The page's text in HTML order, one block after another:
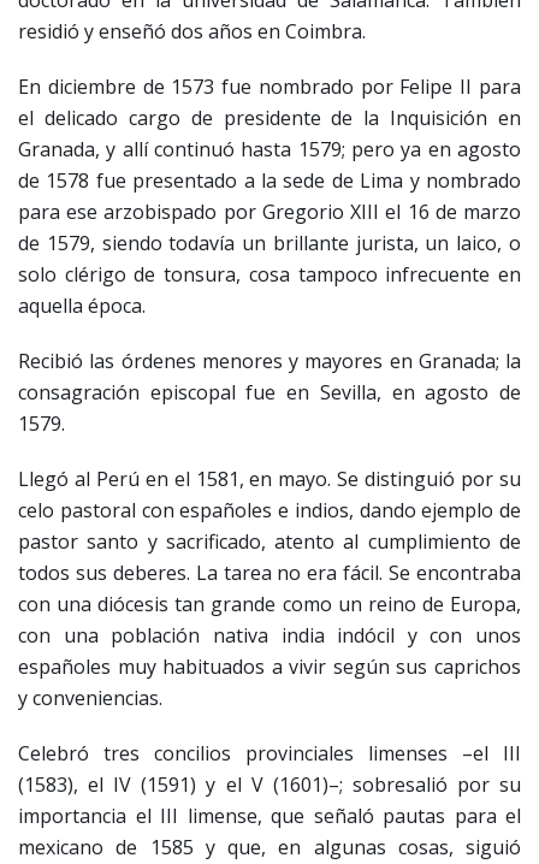
residió y enseñó dos años en Coimbra.
En diciembre de 1573 fue nombrado por Felipe II para
el delicado cargo de presidente de la Inquisición en
Granada, y allí continuó hasta 1579; pero ya en agosto
de 1578 fue presentado a la sede de Lima y nombrado
para ese arzobispado por Gregorio XIII el 16 de marzo
de 1579, siendo todavía un brillante jurista, un laico, o
solo clérigo de tonsura, cosa tampoco infrecuente en
aquella época.
Recibió las órdenes menores y mayores en Granada; la
consagración episcopal fue en Sevilla, en agosto de
1579.
Llegó al Perú en el 1581, en mayo. Se distinguió por su
celo pastoral con españoles e indios, dando ejemplo de
pastor santo y sacrificado, atento al cumplimiento de
todos sus deberes. La tarea no era fácil. Se encontraba
con una diócesis tan grande como un reino de Europa,
con una población nativa india indócil y con unos
españoles muy habituados a vivir según sus caprichos
y conveniencias.
Celebró tres concilios provinciales limenses –el III
(1583), el IV (1591) y el V (1601)–; sobresalió por su
importancia el III limense, que señaló pautas para el
mexicano de 1585 y que, en algunas cosas, siguió